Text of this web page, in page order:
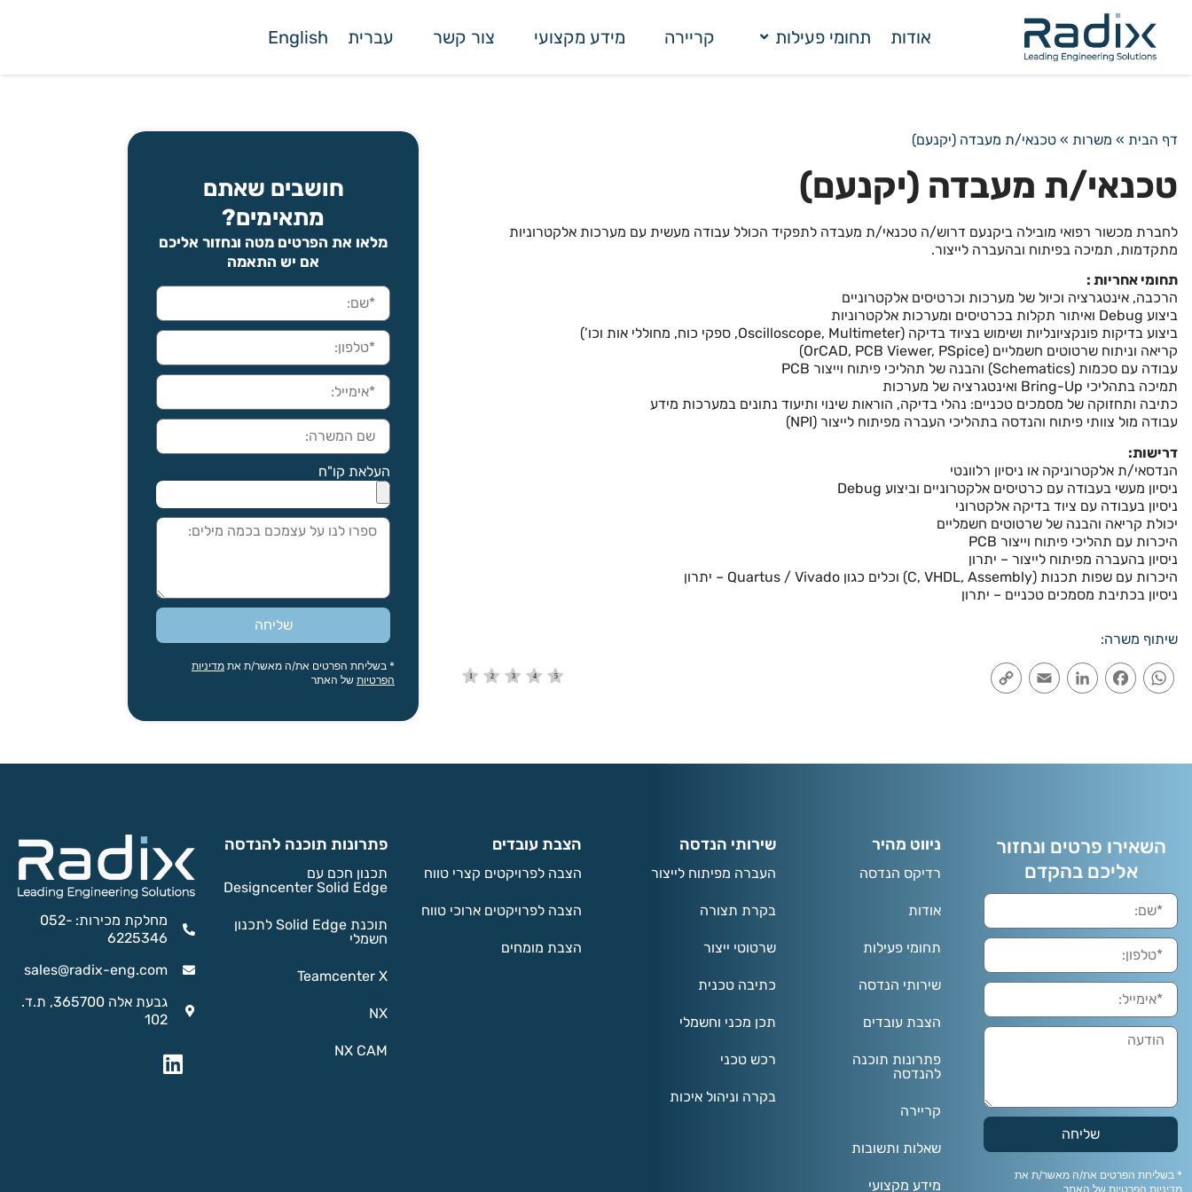
אודות תחומי פעילות קריירה מידע מקצועי צור קשר עברית English
דף הבית » משרות » טכנאי/ת מעבדה (יקנעם)
טכנאי/ת מעבדה (יקנעם)
לחברת מכשור רפואי מובילה ביקנעם דרוש/ה טכנאי/ת מעבדה לתפקיד הכולל עבודה מעשית עם מערכות אלקטרוניות
מתקדמות, תמיכה בפיתוח ובהעברה לייצור.
תחומי אחריות :
הרכבה, אינטגרציה וכיול של מערכות וכרטיסים אלקטרוניים
ביצוע Debug ואיתור תקלות בכרטיסים ומערכות אלקטרוניות
ביצוע בדיקות פונקציונליות ושימוש בציוד בדיקה (Oscilloscope, Multimeter, ספקי כוח, מחוללי אות וכו’)
קריאה וניתוח שרטוטים חשמליים (OrCAD, PCB Viewer, PSpice)
עבודה עם סכמות (Schematics) והבנה של תהליכי פיתוח וייצור PCB
תמיכה בתהליכי Bring-Up ואינטגרציה של מערכות
כתיבה ותחזוקה של מסמכים טכניים: נהלי בדיקה, הוראות שינוי ותיעוד נתונים במערכות מידע
עבודה מול צוותי פיתוח והנדסה בתהליכי העברה מפיתוח לייצור (NPI)
דרישות:
הנדסאי/ת אלקטרוניקה או ניסיון רלוונטי
ניסיון מעשי בעבודה עם כרטיסים אלקטרוניים וביצוע Debug
ניסיון בעבודה עם ציוד בדיקה אלקטרוני
יכולת קריאה והבנה של שרטוטים חשמליים
היכרות עם תהליכי פיתוח וייצור PCB
ניסיון בהעברה מפיתוח לייצור – יתרון
היכרות עם שפות תכנות (C, VHDL, Assembly) וכלים כגון Quartus / Vivado – יתרון
ניסיון בכתיבת מסמכים טכניים – יתרון
שיתוף משרה:
WhatsApp
Facebook
LinkedIn
Email
חושבים שאתם
מתאימים?
מלאו את הפרטים מטה ונחזור אליכם
אם יש התאמה
העלאת קו"ח
שליחה
* בשליחת הפרטים את/ה מאשר/ת את מדיניות
הפרטיות של האתר
השאירו פרטים ונחזור
אליכם בהקדם
שליחה
* בשליחת הפרטים את/ה מאשר/ת את
מדיניות הפרטיות של האתר
ניווט מהיר
רדיקס הנדסה
אודות
תחומי פעילות
שירותי הנדסה
הצבת עובדים
פתרונות תוכנה
להנדסה
קריירה
שאלות ותשובות
מידע מקצועי
שירותי הנדסה
העברה מפיתוח לייצור
בקרת תצורה
שרטוטי ייצור
כתיבה טכנית
תכן מכני וחשמלי
רכש טכני
בקרה וניהול איכות
הצבת עובדים
הצבה לפרויקטים קצרי טווח
הצבה לפרויקטים ארוכי טווח
הצבת מומחים
פתרונות תוכנה להנדסה
תכנון חכם עם
Designcenter Solid Edge
תוכנת Solid Edge לתכנון
חשמלי
Teamcenter X
NX
NX CAM
מחלקת מכירות: 052-
6225346
sales@radix-eng.com
גבעת אלה 365700, ת.ד.
102